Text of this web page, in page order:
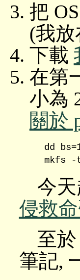
把
(我
下載
在第
小為
關於
dd
今
侵救
至
筆記,